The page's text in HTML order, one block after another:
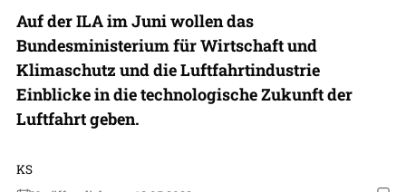
Auf der ILA im Juni wollen das
Bundesministerium für Wirtschaft und
Klimaschutz und die Luftfahrtindustrie
Einblicke in die technologische Zukunft der
Luftfahrt geben.
KS